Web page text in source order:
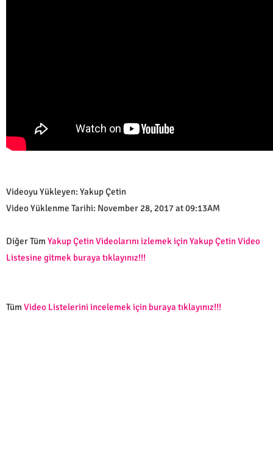
Videoyu Yükleyen: Yakup Çetin
Video Yüklenme Tarihi: November 28, 2017 at 09:13AM
Diğer Tüm Yakup Çetin Videolarını izlemek için Yakup Çetin Video
Listesine gitmek buraya tıklayınız!!!
Tüm Video Listelerini incelemek için buraya tıklayınız!!!